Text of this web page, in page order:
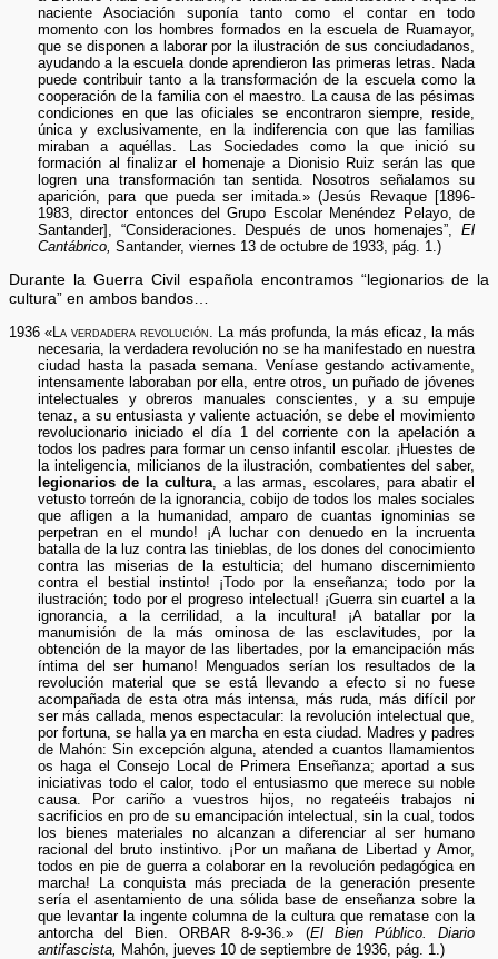
naciente Asociación suponía tanto como el contar en todo
momento con los hombres formados en la escuela de Ruamayor,
que se disponen a laborar por la ilustración de sus conciudadanos,
ayudando a la escuela donde aprendieron las primeras letras. Nada
puede contribuir tanto a la transformación de la escuela como la
cooperación de la familia con el maestro. La causa de las pésimas
condiciones en que las oficiales se encontraron siempre, reside,
única y exclusivamente, en la indiferencia con que las familias
miraban a aquéllas. Las Sociedades como la que inició su
formación al finalizar el homenaje a Dionisio Ruiz serán las que
logren una transformación tan sentida. Nosotros señalamos su
aparición, para que pueda ser imitada.» (Jesús Revaque [1896-
1983, director entonces del Grupo Escolar Menéndez Pelayo, de
Santander], “Consideraciones. Después de unos homenajes”, El
Cantábrico, Santander, viernes 13 de octubre de 1933, pág. 1.)
Durante la Guerra Civil española encontramos “legionarios de la
cultura” en ambos bandos…
1936 «La verdadera revolución.
La más profunda, la más eficaz, la más
necesaria, la verdadera revolución no se ha manifestado en nuestra
ciudad hasta la pasada semana. Veníase gestando activamente,
intensamente laboraban por ella, entre otros, un puñado de jóvenes
intelectuales y obreros manuales conscientes, y a su empuje
tenaz, a su entusiasta y valiente actuación, se debe el movimiento
revolucionario iniciado el día 1 del corriente con la apelación a
todos los padres para formar un censo infantil escolar. ¡Huestes de
la inteligencia, milicianos de la ilustración, combatientes del saber,
legionarios de la cultura, a las armas, escolares, para abatir el
vetusto torreón de la ignorancia, cobijo de todos los males sociales
que afligen a la humanidad, amparo de cuantas ignominias se
perpetran en el mundo! ¡A luchar con denuedo en la incruenta
batalla de la luz contra las tinieblas, de los dones del conocimiento
contra las miserias de la estulticia; del humano discernimiento
contra el bestial instinto! ¡Todo por la enseñanza; todo por la
ilustración; todo por el progreso intelectual! ¡Guerra sin cuartel a la
ignorancia, a la cerrilidad, a la incultura! ¡A batallar por la
manumisión de la más ominosa de las esclavitudes, por la
obtención de la mayor de las libertades, por la emancipación más
íntima del ser humano! Menguados serían los resultados de la
revolución material que se está llevando a efecto si no fuese
acompañada de esta otra más intensa, más ruda, más difícil por
ser más callada, menos espectacular: la revolución intelectual que,
por fortuna, se halla ya en marcha en esta ciudad. Madres y padres
de Mahón: Sin excepción alguna, atended a cuantos llamamientos
os haga el Consejo Local de Primera Enseñanza; aportad a sus
iniciativas todo el calor, todo el entusiasmo que merece su noble
causa. Por cariño a vuestros hijos, no regateéis trabajos ni
sacrificios en pro de su emancipación intelectual, sin la cual, todos
los bienes materiales no alcanzan a diferenciar al ser humano
racional del bruto instintivo. ¡Por un mañana de Libertad y Amor,
todos en pie de guerra a colaborar en la revolución pedagógica en
marcha! La conquista más preciada de la generación presente
sería el asentamiento de una sólida base de enseñanza sobre la
que levantar la ingente columna de la cultura que rematase con la
antorcha del Bien. ORBAR 8-9-36.» (El Bien Público. Diario
antifascista, Mahón, jueves 10 de septiembre de 1936, pág. 1.)